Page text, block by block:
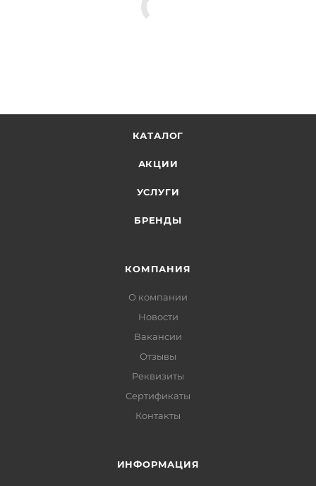
Крепкий захват. Рукоятка с прорезиненным
КАТАЛОГ
АКЦИИ
УСЛУГИ
БРЕНДЫ
КОМПАНИЯ
О компании
Новости
Вакансии
Отзывы
Реквизиты
Сертификаты
Контакты
ИНФОРМАЦИЯ